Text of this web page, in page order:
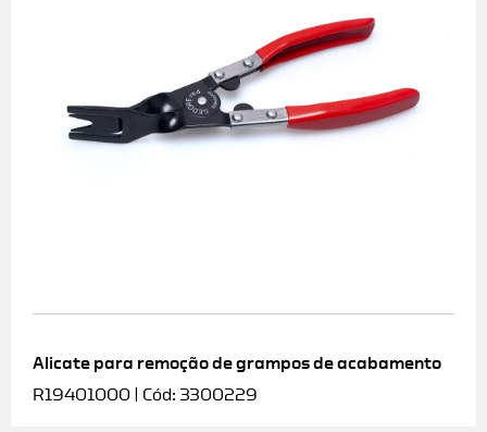
Alicate para remoção de grampos de acabamento
R19401000 | Cód: 3300229